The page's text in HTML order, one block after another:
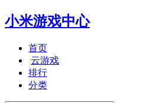
小米游戏中心
首页
云游戏
排行
分类